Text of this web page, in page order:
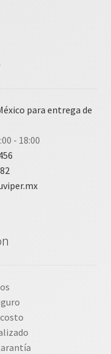
para entrega de
- 18:00